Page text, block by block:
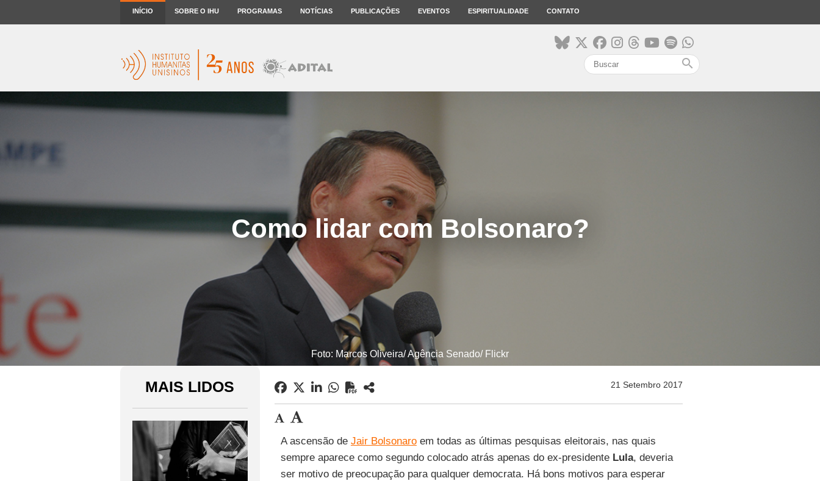
INÍCIO SOBRE O IHU PROGRAMAS NOTÍCIAS PUBLICAÇÕES EVENTOS ESPIRITUALIDADE CONTATO
search
Como lidar com Bolsonaro?
Foto: Marcos Oliveira/ Agência Senado/ Flickr
MAIS LIDOS 21 Setembro 2017
A ascensão de Jair Bolsonaroem todas as últimas pesquisas eleitorais, nas quais
sempre aparece como segundo colocado atrás apenas do ex-presidente Lula, deveria
ser motivo de preocupação para qualquer democrata. Há bons motivos para esperar